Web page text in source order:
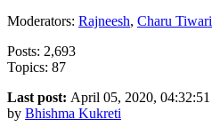
Moderators: Rajneesh, Charu Tiwari
Posts: 2,693
Topics: 87
Last post: April 05, 2020,
by Bhishma Kukreti